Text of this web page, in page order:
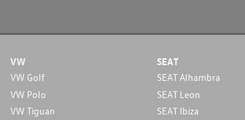
VW
VW Golf
VW Polo
VW Tiguan
SEAT
SEAT Alhambra
SEAT Leon
SEAT Ibiza